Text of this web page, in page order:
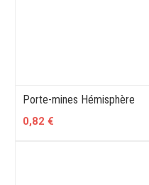
Porte-mines Hémisphère
0,82 €